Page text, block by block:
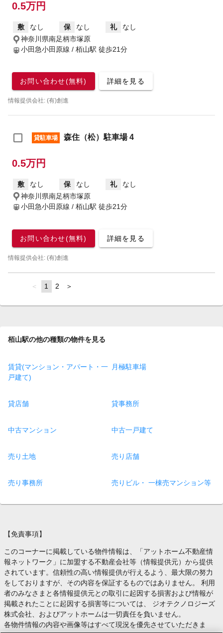
0.5万円
敷 なし 保 なし 礼
なし
神奈川県南足柄市塚原
小田急小田原線 / 栢山駅 徒歩21分
お問い合わせ(無料) 詳細を見る
情報提供会社: (有)創進
貸駐車場 森住（松）駐車場 4
0.5万円
敷 なし 保 なし 礼
なし
神奈川県南足柄市塚原
小田急小田原線 / 栢山駅 徒歩21分
お問い合わせ(無料) 詳細を見る
情報提供会社: (有)創進
page
You're
page
1 page
2 page
栢山駅の他の種類の物件を見る
賃貸(マンション・アパート・一
戸建て)
月極駐車場
貸店舗 貸事務所
中古マンション 中古一戸建て
売り土地 売り店舗
売り事務所 売りビル・ 一棟売マンション等
【免責事項】
このコーナーに掲載している物件情報は、「アットホーム不動産情
報ネットワーク」に加盟する不動産会社等（情報提供元）から提供
されています。信頼性の高い情報提供が行えるよう、最大限の努力
をしておりますが、その内容を保証するものではありません。 利用
者のみなさまと各情報提供元との取引に起因する損害および情報が
掲載されたことに起因する損害等については、 ジオテクノロジーズ
株式会社、およびアットホームは一切責任を負いません。
各物件情報の内容や画像等はすべて現況を優先させていただきま